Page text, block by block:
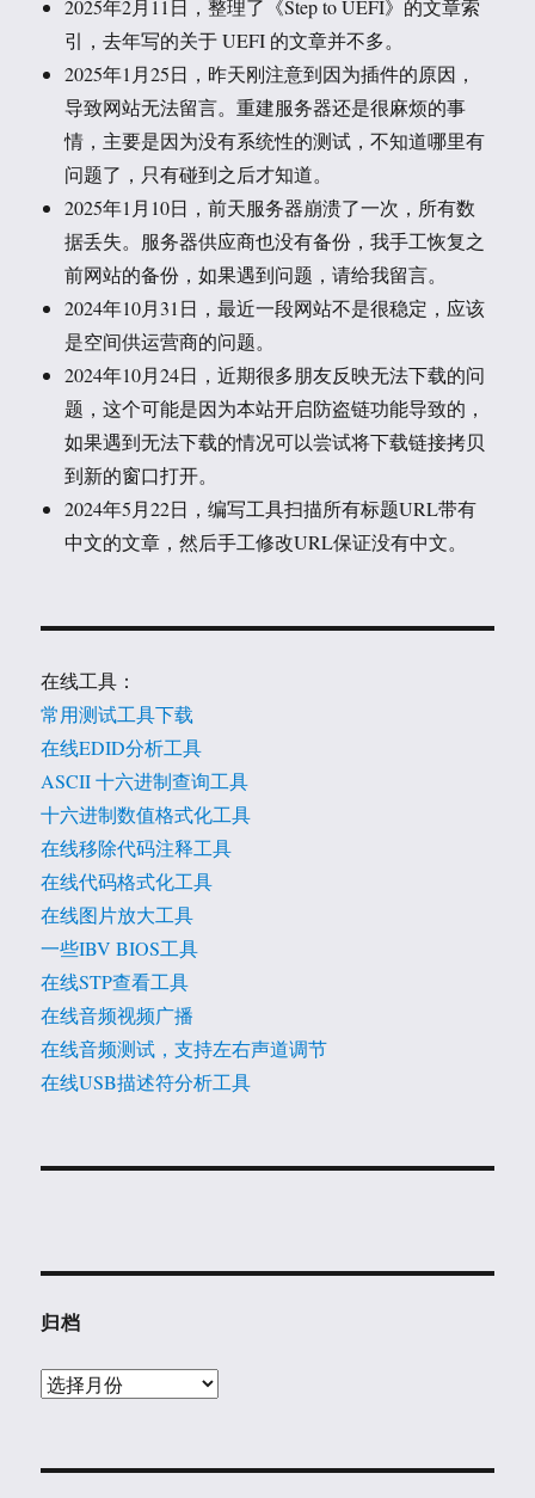
2025年2月11日，整理了《Step to UEFI》的文章索
引，去年写的关于 UEFI 的文章并不多。
2025年1月25日，昨天刚注意到因为插件的原因，
导致网站无法留言。重建服务器还是很麻烦的事
情，主要是因为没有系统性的测试，不知道哪里有
问题了，只有碰到之后才知道。
2025年1月10日，前天服务器崩溃了一次，所有数
据丢失。服务器供应商也没有备份，我手工恢复之
前网站的备份，如果遇到问题，请给我留言。
2024年10月31日，最近一段网站不是很稳定，应该
是空间供运营商的问题。
2024年10月24日，近期很多朋友反映无法下载的问
题，这个可能是因为本站开启防盗链功能导致的，
如果遇到无法下载的情况可以尝试将下载链接拷贝
到新的窗口打开。
2024年5月22日，编写工具扫描所有标题URL带有
中文的文章，然后手工修改URL保证没有中文。
在线工具：
常用测试工具下载
在线EDID分析工具
ASCII 十六进制查询工具
十六进制数值格式化工具
在线移除代码注释工具
在线代码格式化工具
在线图片放大工具
一些IBV BIOS工具
在线STP查看工具
在线音频视频广播
在线音频测试，支持左右声道调节
在线USB描述符分析工具
归档
归